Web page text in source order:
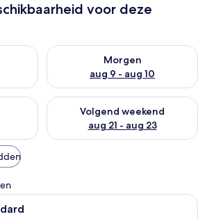
voor deze
voor vanavond aug 8 - aug 9
Morgen
aug 9 - aug 10
De beschikbaarheid
voor dit weekend aug 14 -
Volgend weekend
aug 21 - aug 23
De beschikbaarheid
Een hotelkamer met een bed, een